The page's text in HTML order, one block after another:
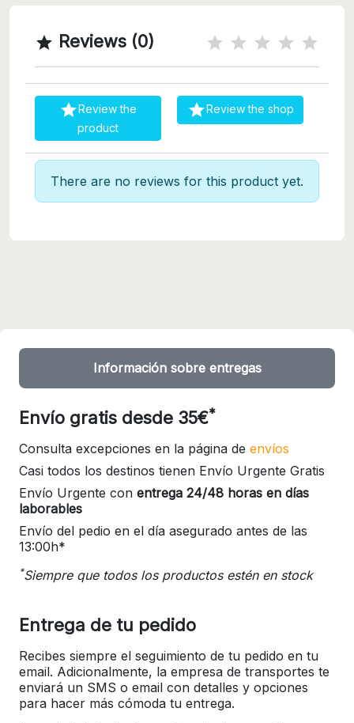
 Reviews (0)
Review the
product
Review the shop
There are no reviews for this product yet.
Información sobre entregas
Envío gratis desde 35€*
Consulta excepciones en la página de envíos
Casi todos los destinos tienen Envío Urgente Gratis
Envío Urgente con entrega 24/48 horas en días
laborables
Envío del pedio en el día asegurado antes de las
13:00h*
*Siempre que todos los productos estén en stock
Entrega de tu pedido
Recibes siempre el seguimiento de tu pedido en tu
email. Adicionalmente, la empresa de transportes te
enviará un SMS o email con detalles y opciones
para hacer más cómoda tu entrega.